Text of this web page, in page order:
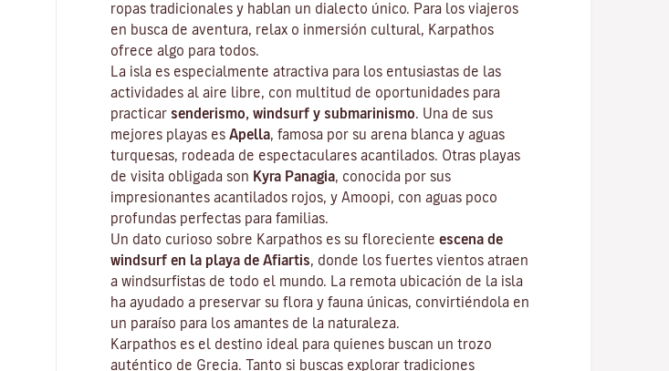
ropas tradicionales y hablan un dialecto único. Para los viajeros
en busca de aventura, relax o inmersión cultural, Karpathos
ofrece algo para todos.
La isla es especialmente atractiva para los entusiastas de las
actividades al aire libre, con multitud de oportunidades para
practicar senderismo, windsurf y submarinismo . Una de sus
mejores playas es Apella , famosa por su arena blanca y aguas
turquesas, rodeada de espectaculares acantilados. Otras playas
de visita obligada son Kyra Panagia , conocida por sus
impresionantes acantilados rojos, y Amoopi, con aguas poco
profundas perfectas para familias.
Un dato curioso sobre Karpathos es su floreciente escena de
windsurf en la playa de Afiartis , donde los fuertes vientos atraen
a windsurfistas de todo el mundo. La remota ubicación de la isla
ha ayudado a preservar su flora y fauna únicas, convirtiéndola en
un paraíso para los amantes de la naturaleza.
Karpathos es el destino ideal para quienes buscan un trozo
auténtico de Grecia. Tanto si buscas explorar tradiciones